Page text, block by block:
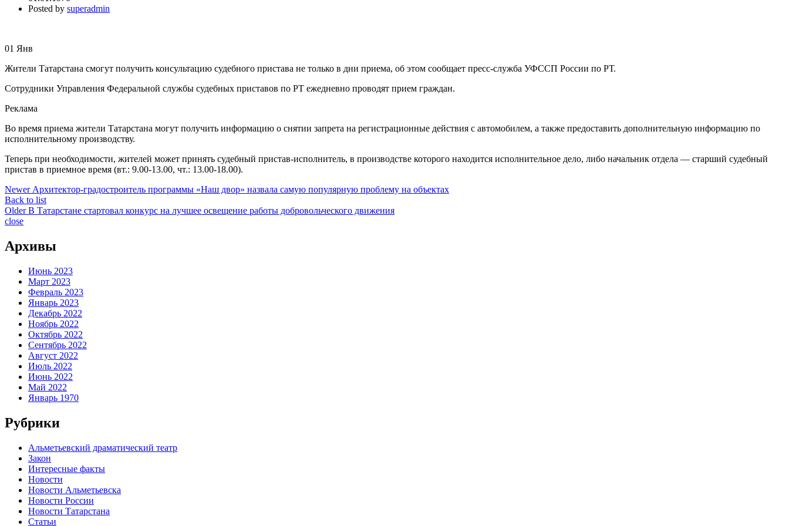
Posted by superadmin
01 Янв
Жители Татарстана смогут получить консультацию судебного пристава не только в дни приема, об этом сообщает пресс-служба УФССП России по РТ.
Сотрудники Управления Федеральной службы судебных приставов по РТ ежедневно проводят прием граждан.
Реклама
Во время приема жители Татарстана могут получить информацию о снятии запрета на регистрационные действия с автомобилем, а также предоставить дополнительную информацию по
исполнительному производству.
Теперь при необходимости, жителей может принять судебный пристав-исполнитель, в производстве которого находится исполнительное дело, либо начальник отдела — старший судебный
пристав в приемное время (вт.: 9.00-13.00, чт.: 13.00-18.00).
Newer Архитектор-градостроитель программы «Наш двор» назвала самую популярную проблему на объектах
Back to list
Older В Татарстане стартовал конкурс на лучшее освещение работы добровольческого движения
close
Архивы
Июнь 2023
Март 2023
Февраль 2023
Январь 2023
Декабрь 2022
Ноябрь 2022
Октябрь 2022
Сентябрь 2022
Август 2022
Июль 2022
Июнь 2022
Май 2022
Январь 1970
Рубрики
Альметьевский драматический театр
Закон
Интересные факты
Новости
Новости Альметьевска
Новости России
Новости Татарстана
Статьи